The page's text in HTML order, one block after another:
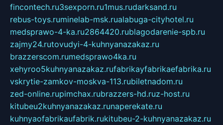
fincontech.ru3sexporn.ru1mus.rudarksand.ru
rebus-toys.ruminelab-msk.rualabuga-cityhotel.ru
medsprawo-4-ka.ru2864420.rublagodarenie-spb.ru
zajmy24.rutovudyi-4-kuhnyanazakaz.ru
brazzerscom.rumedsprawo4ka.ru
xehyroo5kuhnyanazakaz.rufabrikayfabrikaefabrika.ru
vskrytie-zamkov-moskva-113.rubiletnadom.ru
zed-online.rupimchax.rubrazzers-hd.ruz-host.ru
kitubeu2kuhnyanazakaz.runaperekate.ru
kuhnyaofabrikaufabrik.rukitubeu-2-kuhnyanazakaz.ru